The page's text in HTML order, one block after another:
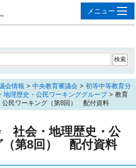
会情報 > 中央教育審議会 > 初等中等教育分
理歴史・公民ワーキンググループ> 教育
民ワーキング（第8回） 配付資料
社会・地理歴史・公
（第8回） 配付資料